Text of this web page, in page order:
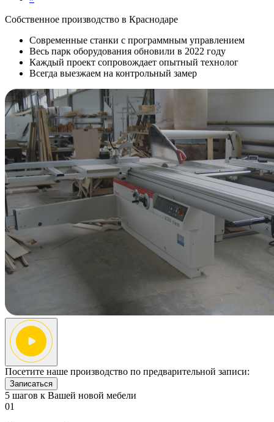
Собственное производство в Краснодаре
Современные станки с программным управлением
Весь парк оборудования обновили в 2022 году
Каждый проект сопровождает опытный технолог
Всегда выезжаем на контрольный замер
Посетите наше производство по предварительной записи:
Записаться
5 шагов к Вашей новой мебели
01